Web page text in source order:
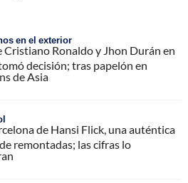
en el exterior
Cristiano Ronaldo y Jhon Durán en
decisión; tras papelón en
de Asia
de Hansi Flick, una auténtica
remontadas; las cifras lo